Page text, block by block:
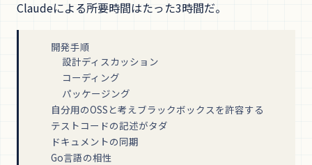
Claudeによる所要時間はたった3時間だ。
開発手順
設計ディスカッション
コーディング
パッケージング
自分用のOSSと考えブラックボックスを許容する
テストコードの記述がタダ
ドキュメントの同期
Go言語の相性